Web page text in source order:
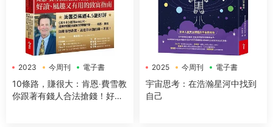
2023 今周刊 電子書
10條路，賺很大：肯恩‧費雪教
你跟著有錢人合法搶錢！好
2025 今周刊 電子書
宇宙思考：在浩瀚星河中找到
自己